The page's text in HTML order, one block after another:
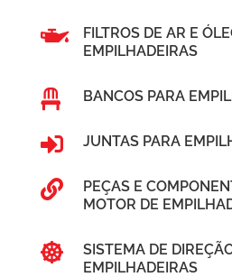

FILTROS DE AR E
EMPILHADEIRAS
 BANCOS PARA
 JUNTAS PARA

PEÇAS E
MOTOR DE

SISTEMA DE
EMPILHADEIRAS